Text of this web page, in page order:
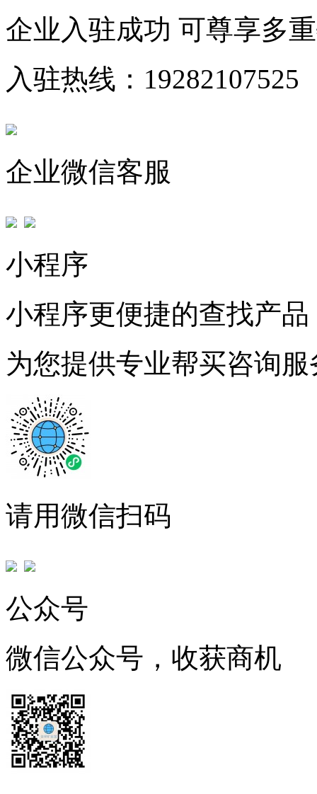
企业入驻成功 可尊享多
入驻热线：19282107525
企业微信客服
小程序
小程序更便捷的查找产品
为您提供专业帮买咨询服
请用微信扫码
公众号
微信公众号，收获商机